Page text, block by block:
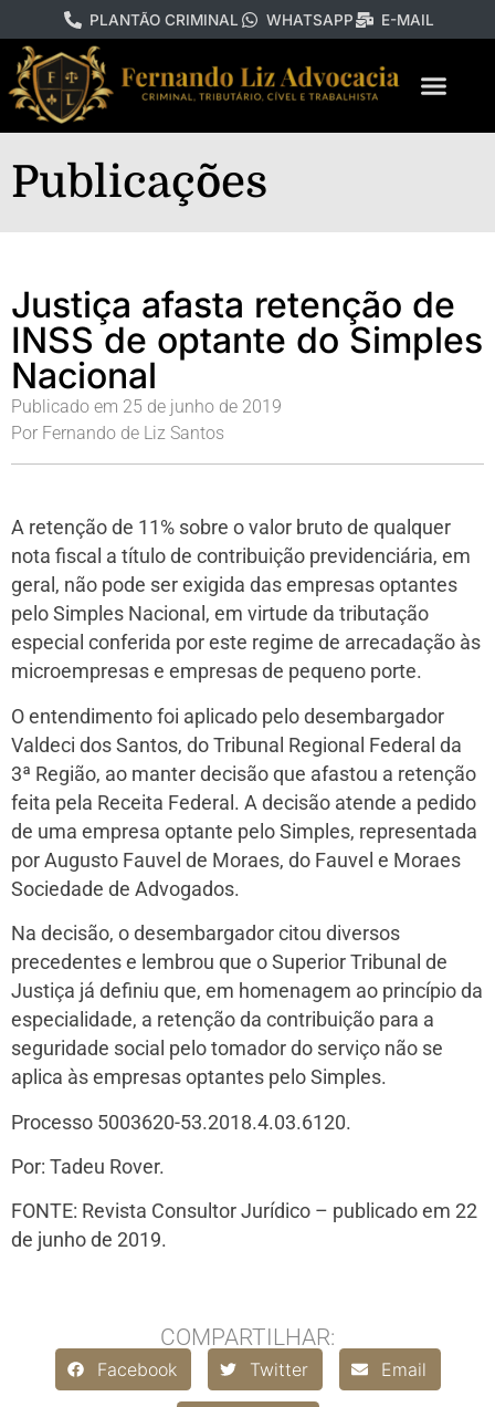
PLANTÃO CRIMINAL WHATSAPP E-MAIL
Publicações
Justiça afasta retenção de
INSS de optante do Simples
Nacional
Publicado em 25 de junho de 2019
Por Fernando de Liz Santos
A retenção de 11% sobre o valor bruto de qualquer
nota fiscal a título de contribuição previdenciária, em
geral, não pode ser exigida das empresas optantes
pelo Simples Nacional, em virtude da tributação
especial conferida por este regime de arrecadação às
microempresas e empresas de pequeno porte.
O entendimento foi aplicado pelo desembargador
Valdeci dos Santos, do Tribunal Regional Federal da
3ª Região, ao manter decisão que afastou a retenção
feita pela Receita Federal. A decisão atende a pedido
de uma empresa optante pelo Simples, representada
por Augusto Fauvel de Moraes, do Fauvel e Moraes
Sociedade de Advogados.
Na decisão, o desembargador citou diversos
precedentes e lembrou que o Superior Tribunal de
Justiça já definiu que, em homenagem ao princípio da
especialidade, a retenção da contribuição para a
seguridade social pelo tomador do serviço não se
aplica às empresas optantes pelo Simples.
Processo 5003620-53.2018.4.03.6120.
Por: Tadeu Rover.
FONTE: Revista Consultor Jurídico – publicado em 22
de junho de 2019.
COMPARTILHAR:
Facebook Twitter Email